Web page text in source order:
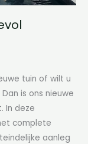
tuin of wilt u
is ons nieuwe
In deze
complete
aanleg